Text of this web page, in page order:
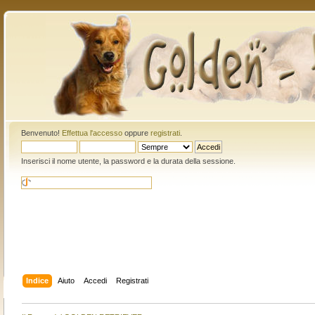
Benvenuto! Effettua l'accessooppure registrati.
Inserisci il nome utente, la password e la durata della sessione.
Indice Aiuto Accedi Registrati